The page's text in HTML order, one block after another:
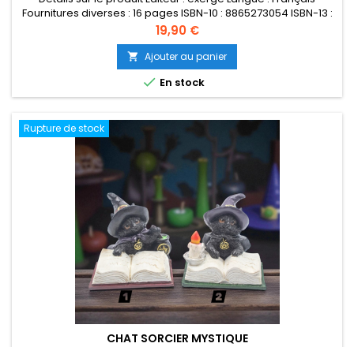
Fournitures diverses : 16 pages ISBN-10 : 8865273054 ISBN-13 :
978-8865273050 Poids de l'article : 230 g Dimensions : 7 x 3 x
12.5 cm
Prix
19,90 €
 Ajouter au panier
 En stock
Rupture de stock
CHAT SORCIER MYSTIQUE